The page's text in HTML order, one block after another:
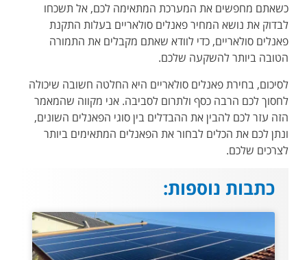
כשאתם מחפשים את המערכת המתאימה לכם, אל תשכחו
לבדוק את נושא המחיר פאנלים סולאריים בעלות התקנת
פאנלים סולאריים, כדי לוודא שאתם מקבלים את התמורה
הטובה ביותר להשקעה שלכם.
לסיכום, בחירת פאנלים סולאריים היא החלטה חשובה שיכולה
לחסוך לכם הרבה כסף ולתרום לסביבה. אני מקווה שהמאמר
הזה עזר לכם להבין את ההבדלים בין סוגי הפאנלים השונים,
ונתן לכם את הכלים לבחור את הפאנלים המתאימים ביותר
לצרכים שלכם.
כתבות נוספות: